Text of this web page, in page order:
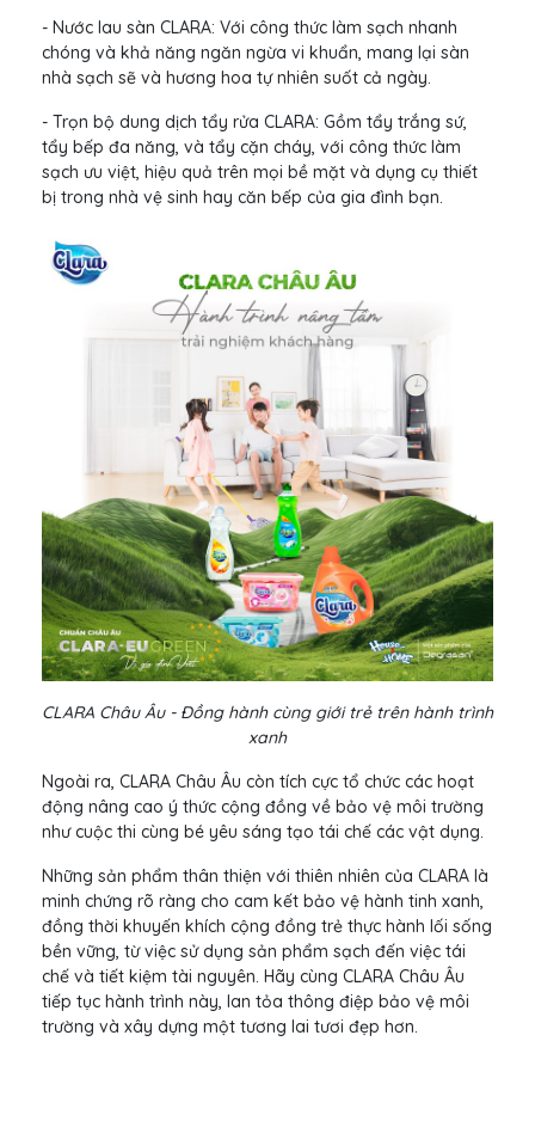
- Nước lau sàn CLARA: Với công thức làm sạch nhanh
chóng và khả năng ngăn ngừa vi khuẩn, mang lại sàn
nhà sạch sẽ và hương hoa tự nhiên suốt cả ngày.
- Trọn bộ dung dịch tẩy rửa CLARA: Gồm tẩy trắng sứ,
tẩy bếp đa năng, và tẩy cặn cháy, với công thức làm
sạch ưu việt, hiệu quả trên mọi bề mặt và dụng cụ thiết
bị trong nhà vệ sinh hay căn bếp của gia đình bạn.
CLARA Châu Âu - Đồng hành cùng giới trẻ trên hành trình
xanh
Ngoài ra, CLARA Châu Âu còn tích cực tổ chức các hoạt
động nâng cao ý thức cộng đồng về bảo vệ môi trường
như cuộc thi cùng bé yêu sáng tạo tái chế các vật dụng.
Những sản phẩm thân thiện với thiên nhiên của CLARA là
minh chứng rõ ràng cho cam kết bảo vệ hành tinh xanh,
đồng thời khuyến khích cộng đồng trẻ thực hành lối sống
bền vững, từ việc sử dụng sản phẩm sạch đến việc tái
chế và tiết kiệm tài nguyên. Hãy cùng CLARA Châu Âu
tiếp tục hành trình này, lan tỏa thông điệp bảo vệ môi
trường và xây dựng một tương lai tươi đẹp hơn.